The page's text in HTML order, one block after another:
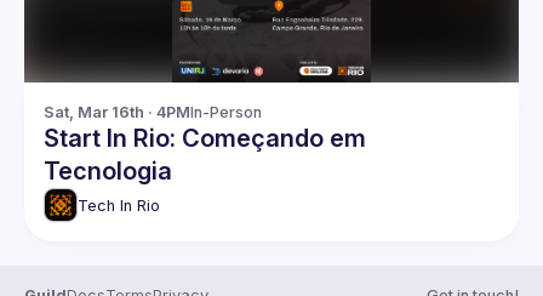
Sat, Mar 16th · 4PMIn-Person
Start In Rio: Começando em
Tecnologia
Tech In Rio